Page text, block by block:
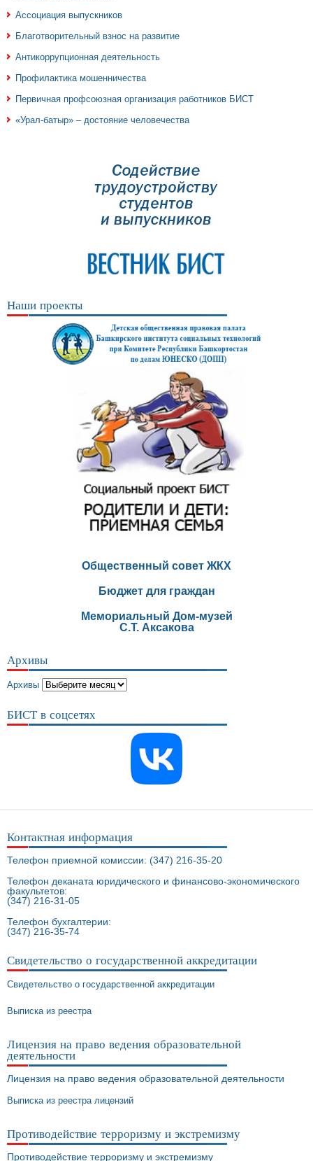
Ассоциация выпускников
Благотворительный взнос на развитие
Антикоррупционная деятельность
Профилактика мошенничества
Первичная профсоюзная организация работников БИСТ
«Урал-батыр» – достояние человечества
Наши проекты
Общественный совет ЖКХ
Бюджет для граждан
Мемориальный Дом-музей
С.Т. Аксакова
Архивы
Архивы
БИСТ в соцсетях
Контактная информация
Телефон приемной комиссии: (347) 216-35-20
Телефон деканата юридического и финансово-экономического
факультетов:
(347) 216-31-05
Телефон бухгалтерии:
(347) 216-35-74
Свидетельство о государственной аккредитации
Свидетельство о государственной аккредитации
Выписка из реестра
Лицензия на право ведения образовательной
деятельности
Лицензия на право ведения образовательной деятельности
Выписка из реестра лицензий
Противодействие терроризму и экстремизму
Противодействие терроризму и экстремизму